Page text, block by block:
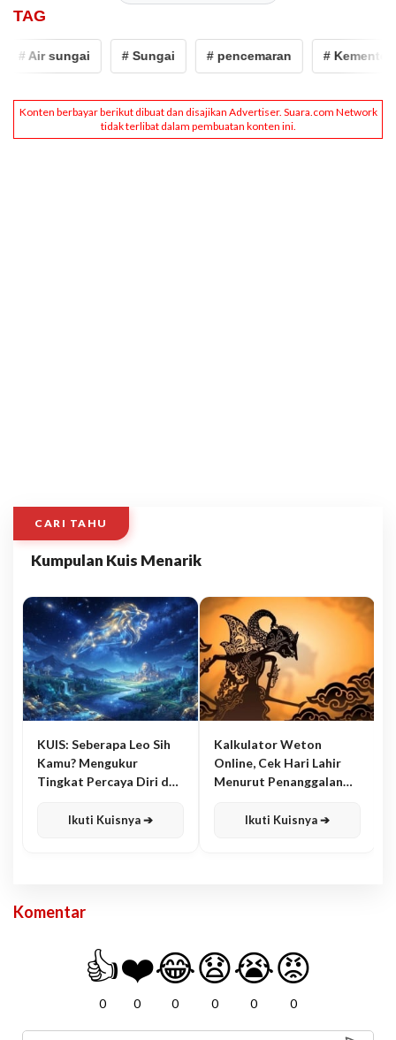
TAG
# Air sungai # Sungai # pencemaran #
CARI TAHU
Kumpulan Kuis Menarik
KUIS: Seberapa Leo Sih
Kamu? Mengukur
Tingkat Percaya Diri dan
Ikuti Kuisnya ➔
Kalkulator Weton
Online, Cek Hari Lahir
Menurut Penanggalan
Ikuti Kuisnya ➔
Komentar
👍
0
❤️
0
😂
0
😧
0
😭
0
😡
0